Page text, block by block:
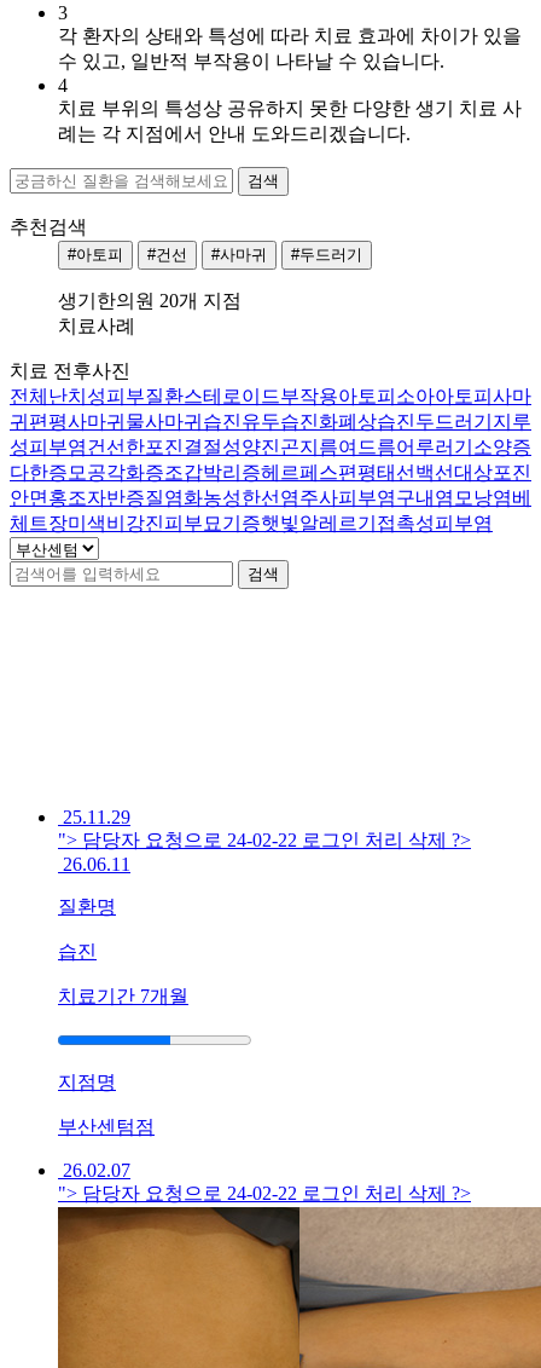
가
자
꾸
레
스
입
니
다
답
변
접
수
3
각 환자의 상태와 특성에 따라 치료 효과에 차이가 있을
수 있고, 일반적 부작용이 나타날 수 있습니다.
4
치료 부위의 특성상 공유하지 못한 다양한 생기 치료 사
례는 각 지점에서 안내 도와드리겠습니다.
추천검색
#아토피 #건선 #사마귀 #두드러기
생기한의원 20개 지점
치료사례
치료 전후사진
전체 난치성피부질환스테로이드부작용아토피 소아아토피 사마
귀 편평사마귀 물사마귀 습진유두습진화폐상습진두드러기 지루
성피부염건선 한포진결절성양진곤지름여드름어루러기 소양증
다한증 모공각화증조갑박리증헤르페스편평태선 백선대상포진
안면홍조자반증질염화농성한선염주사피부염구내염 모낭염베
체트장미색비강진피부묘기증햇빛알레르기 접촉성피부염
검색
25.11.29
"> 담당자 요청으로 24-02-22 로그인 처리 삭제 ?>
26.06.11
질환명
습진
치료기간 7개월
지점명
부산센텀점
26.02.07
"> 담당자 요청으로 24-02-22 로그인 처리 삭제 ?>